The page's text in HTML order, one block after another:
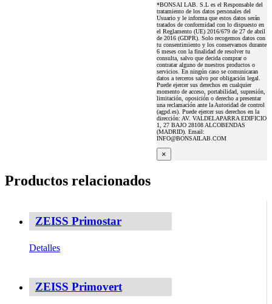
*BONSAI LAB. S.L es el Responsable del
tratamiento de los datos personales del
Usuario y le informa que estos datos serán
tratados de conformidad con lo dispuesto en
el Reglamento (UE) 2016/679 de 27 de abril
de 2016 (GDPR). Solo recogemos datos con
tu consentimiento y los conservamos durante
6 meses con la finalidad de resolver tu
consulta, salvo que decida comprar o
contratar alguno de nuestros productos o
servicios. En ningún caso se comunicaran
datos a terceros salvo por obligación legal.
Puede ejercer sus derechos en cualquier
momento de acceso, portabilidad, supresión,
limitación, oposición o derecho a presentar
una reclamación ante la Autoridad de control
(agpd.es). Puede ejercer sus derechos en la
dirección: AV. VALDELAPARRA EDIFICIO
1, 27 BAJO 28108 ALCOBENDAS
(MADRID). Email:
INFO@BONSAILAB.COM
×
Productos relacionados
ZEISS Primostar
Detalles
ZEISS Primovert